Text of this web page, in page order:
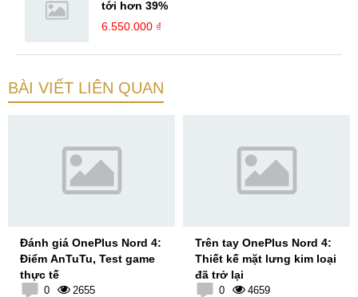
tới hơn 39%
6.550.000 ₫
BÀI VIẾT LIÊN QUAN
Đánh giá OnePlus Nord 4:
Điểm AnTuTu, Test game
thực tế
0 2655
Trên tay OnePlus Nord 4:
Thiết kế mặt lưng kim loại
đã trở lại
0 4659